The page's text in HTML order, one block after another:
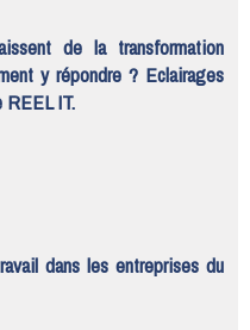
de la transformation
y répondre ? Eclairages
REEL IT.
dans les entreprises du